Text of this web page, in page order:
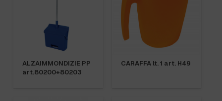
ALZAIMMONDIZIE PP
art.80200+80203
CARAFFA lt. 1 art. H49